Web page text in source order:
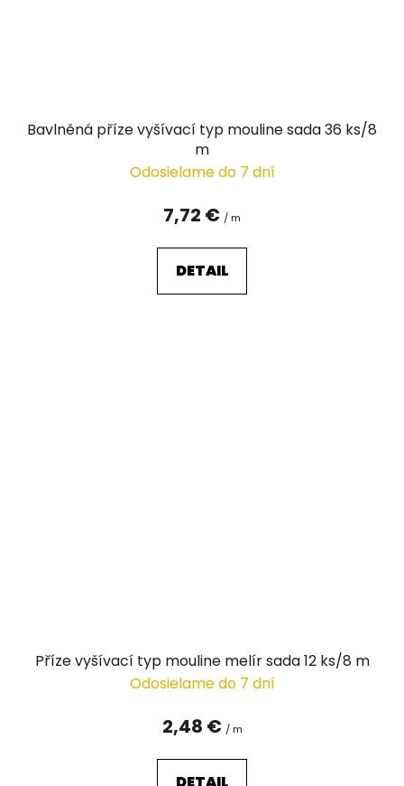
Bavlněná příze vyšívací typ mouline sada 36 ks/8
m
Odosielame do 7 dní
7,72 € / m
DETAIL
Příze vyšívací typ mouline melír sada 12 ks/8 m
Odosielame do 7 dní
2,48 € / m